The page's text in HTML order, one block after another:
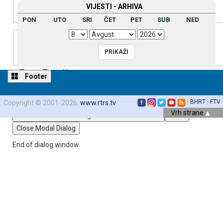
Text Edge Style
Font Family
Done
Close Modal Dialog
End of dialog window.
VIЈESTI - ARHIVA
PON UTO SRI ČET PET SUB NED
Footer
Copyright © 2001-2026, www.rtrs.tv BHRT FTV
Vrh strane